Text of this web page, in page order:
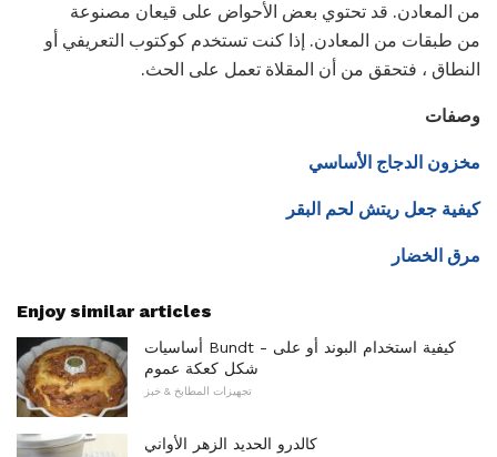
من المعادن. قد تحتوي بعض الأحواض على قيعان مصنوعة
من طبقات من المعادن. إذا كنت تستخدم كوكتوب التعريفي أو
النطاق ، فتحقق من أن المقلاة تعمل على الحث.
وصفات
مخزون الدجاج الأساسي
كيفية جعل ريتش لحم البقر
مرق الخضار
Enjoy similar articles
أساسيات Bundt - كيفية استخدام البوند أو على
شكل كعكة عموم
تجهيزات المطابخ & خبز
كالدرو الحديد الزهر الأواني